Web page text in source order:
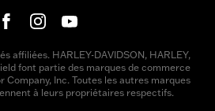
affiliées. HARLEY-DAVIDSON, HARLEY,
font partie des marques de commerce
Company, Inc. Toutes les autres marques
à leurs propriétaires respectifs.